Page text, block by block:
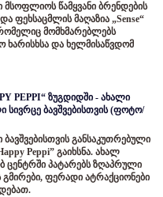
მსოფლიოს წამყვანი ბრენდების
ფეხსაცმლის მაღაზია „Sense“
მომხმარებლებს
ხარისხსა და ხელმისაწვდომ
PEPPI“ ზუგდიდში - ახალი
სივრცე ბავშვებისთვის (ფოტო/
ბავშვებისთვის განსაკუთრებული
Peppi” გაიხსნა. ახალ
ცენტრში პატარებს ზღაპრული
გმირები, ფერადი ატრაქციონები